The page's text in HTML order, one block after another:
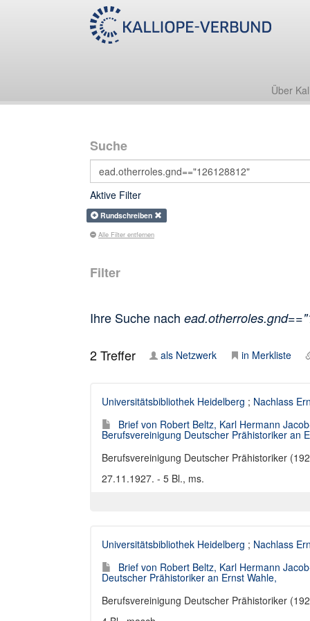
Über
Suche
Aktive Filter
Rundschreiben
Alle Filter entfernen
Filter
Ihre Suche nach
2Treffer als Netzwerk in Merkliste
Universitätsbibliothek Heidelberg ; Nachlass
Brief von Robert Beltz, Karl Hermann
Berufsvereinigung Deutscher Prähistoriker an
Berufsvereinigung Deutscher Prähistoriker
27.11.1927. - 5 Bl., ms.
Universitätsbibliothek Heidelberg ; Nachlass
Brief von Robert Beltz, Karl Hermann
Deutscher Prähistoriker an Ernst Wahle,
Berufsvereinigung Deutscher Prähistoriker